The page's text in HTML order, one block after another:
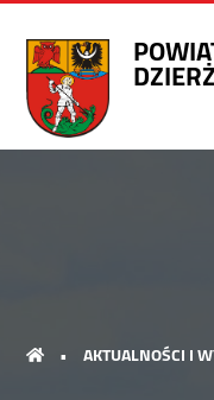
• AKTUALNOŚCI I